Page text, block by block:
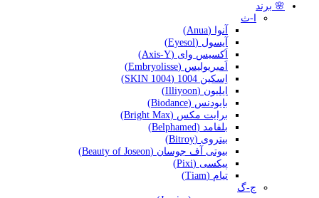
🌸 برند
ا-ث
آنوا (Anua)
آیسول (Eyesol)
اَکسیس وای (Axis-Y)
اَمبریولیس (Embryolisse)
اِسکین 1004 (SKIN 1004)
ایلیون (Illiyoon)
بایودنس (Biodance)
برایت مکس (Bright Max)
بلفامد (Belphamed)
بیتروی (Bitroy)
بیوتی آف جوسان (Beauty of Joseon)
پیکسی (Pixi)
تیام (Tiam)
ج-گ